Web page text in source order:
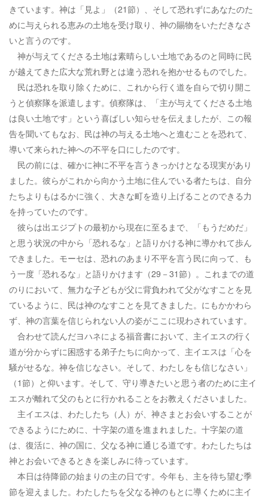
きています。神は「見よ」（21節）、そして恐れずにあなたのた
めに与えられる恵みの土地を受け取り、神の賜物をいただきなさ
いと言うのです。
神が与えてくださる土地は素晴らしい土地であるのと同時に民
が越えてきた広大な荒れ野とは違う恐れを抱かせるものでした。
民は恐れを取り除くために、これから行く道を自らで切り開こ
うと偵察隊を派遣します。偵察隊は、「主が与えてくださる土地
は良い土地です」という喜ばしい知らせを伝えましたが、この報
告を聞いてもなお、民は神の与える土地へと進むことを恐れて、
導いて来られた神への不平を口にしたのです。
民の前には、確かに神に不平を言うきっかけとなる現実があり
ました。彼らがこれから向かう土地に住んでいる者たちは、自分
たちよりもはるかに強く、大きな町を造り上げることのできる力
を持っていたのです。
彼らは出エジプトの最初から現在に至るまで、「もうだめだ」
と思う状況の中から「恐れるな」と語りかける神に導かれて歩ん
できました。モーセは、恐れのあまり不平を言う民に向って、も
う一度「恐れるな」と語りかけます（29－31節）。これまでの道
のりにおいて、無力な子どもが父に背負われて父がなすことを見
ているように、民は神のなすことを見てきました。にもかかわら
ず、神の言葉を信じられない人の姿がここに現わされています。
合わせて読んだヨハネによる福音書において、主イエスの行く
道が分からずに困惑する弟子たちに向かって、主イエスは「心を
騒がせるな。神を信じなさい。そして、わたしをも信じなさい」
（1節）と仰います。そして、守り導きたいと思う者のために主イ
エスが離れて父のもとに行かれることをお教えくださいました。
主イエスは、わたしたち（人）が、神さまとお会いすることが
できるようにために、十字架の道を進まれました。十字架の道
は、復活に、神の国に、父なる神に通じる道です。わたしたちは
神とお会いできるときを楽しみに待っています。
本日は待降節の始まりの主の日です。今年も、主を待ち望む季
節を迎えました。わたしたちを父なる神のもとに導くために主イ